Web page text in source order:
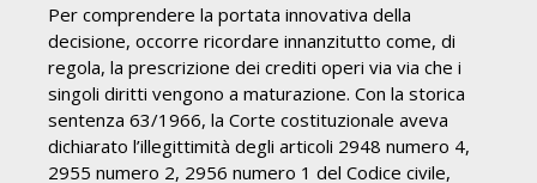
Per comprendere la portata innovativa della
decisione, occorre ricordare innanzitutto come, di
regola, la prescrizione dei crediti operi via via che i
singoli diritti vengono a maturazione. Con la storica
sentenza 63/1966, la Corte costituzionale aveva
dichiarato l’illegittimità degli articoli 2948 numero 4,
2955 numero 2, 2956 numero 1 del Codice civile,